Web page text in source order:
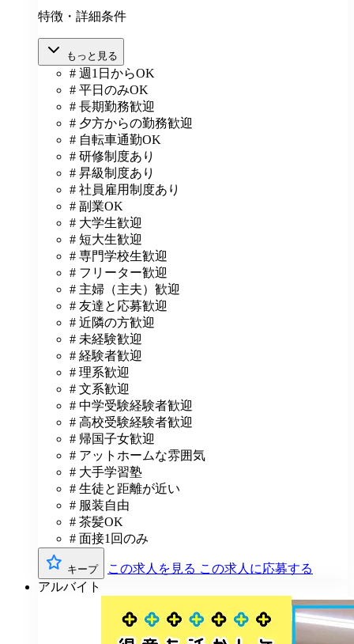
特徴・詳細条件
もっと見る
# 週1日からOK
# 平日のみOK
# 長期勤務歓迎
# 夕方からの勤務歓迎
# 自転車通勤OK
# 研修制度あり
# 昇級制度あり
# 社員雇用制度あり
# 副業OK
# 大学生歓迎
# 短大生歓迎
# 専門学校生歓迎
# フリーター歓迎
# 主婦（主夫）歓迎
# 友達と応募歓迎
# 近隣の方歓迎
# 未経験歓迎
# 経験者歓迎
# 理系歓迎
# 文系歓迎
# 中学受験経験者歓迎
# 高校受験経験者歓迎
# 帰国子女歓迎
# アットホームな雰囲気
# 大手学習塾
# 生徒と距離が近い
# 服装自由
# 茶髪OK
# 面接1回のみ
キープ この求人を見る この求人に応募する
アルバイト